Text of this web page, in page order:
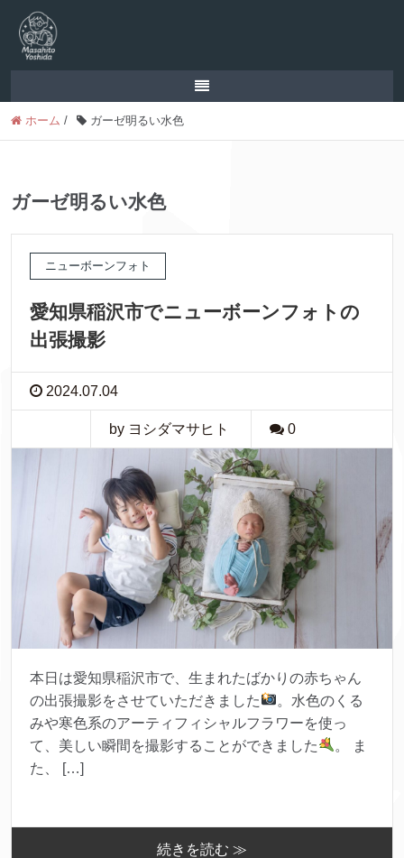
ホーム / ガーゼ明るい水色
ガーゼ明るい水色
ニューボーンフォト
愛知県稲沢市でニューボーンフォトの
出張撮影
2024.07.04
by ヨシダマサヒト 0
本日は愛知県稲沢市で、生まれたばかりの赤ちゃん
の出張撮影をさせていただきました
。水色のくる
みや寒色系のアーティフィシャルフラワーを使っ
て、美しい瞬間を撮影することができました
。 ま
た、 […]
続きを読む ≫